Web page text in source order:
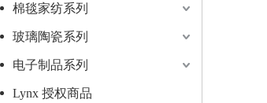
棉毯家纺系列
玻璃陶瓷系列
电子制品系列
Lynx 授权商品